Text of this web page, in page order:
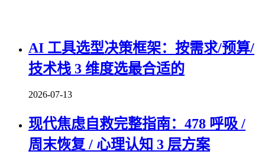
AI 工具选型决策框架：按需求/预算/
技术栈 3 维度选最合适的
2026-07-13
现代焦虑自救完整指南：478 呼吸 /
周末恢复 / 心理认知 3 层方案